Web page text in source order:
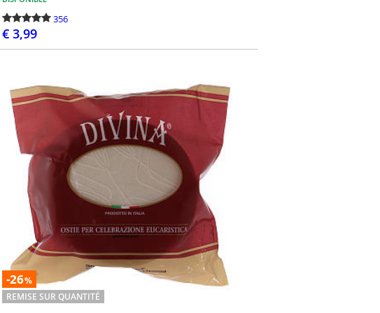
le centenaire de la première
de Notre-Dame de Fatima.
pendant...
François
catégorie dédiée à Pape
Bergoglio. Vous y trouverez
de produits comme la
132
Pape Léon XIV
Pape Léon XIV, une collection
de chapelets, statues, images
356
€ 3,99
-26%
REMISE SUR QUANTITÉ